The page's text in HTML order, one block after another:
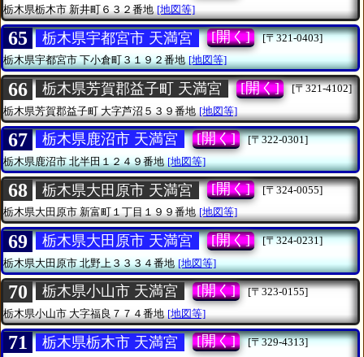
栃木県栃木市新井町６３２番地 [地図等]
65 栃木県宇都宮市 天満宮 [開く]
[〒321-0403]
栃木県宇都宮市下小倉町３１９２番地 [地図等]
66 栃木県芳賀郡益子町 天満宮 [開く]
[〒321-4102]
栃木県芳賀郡益子町 大字芦沼５３９番地 [地図等]
67 栃木県鹿沼市 天満宮 [開く]
[〒322-0301]
栃木県鹿沼市北半田１２４９番地 [地図等]
68 栃木県大田原市 天満宮 [開く]
[〒324-0055]
栃木県大田原市新富町１丁目１９９番地 [地図等]
69 栃木県大田原市 天満宮 [開く]
[〒324-0231]
栃木県大田原市北野上３３３４番地 [地図等]
70 栃木県小山市 天満宮 [開く]
[〒323-0155]
栃木県小山市 大字福良７７４番地 [地図等]
71 栃木県栃木市 天満宮 [開く]
[〒329-4313]